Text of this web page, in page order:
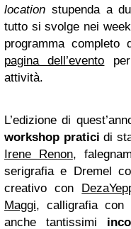
location stupenda a
tutto si svolge nei
programma
pagina dell’evento
attività.
L’edizione di
workshop pratici di
Irene Renon,
serigrafia e Dremel
creativo con
Maggi, calligrafia con
anche tantissimi